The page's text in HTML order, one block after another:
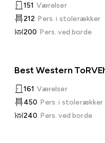
151 Værelser
212 Pers. i stolerækker
200 Pers. ved borde
Best Western
161 Værelser
450 Pers. i stolerækker
240 Pers. ved borde